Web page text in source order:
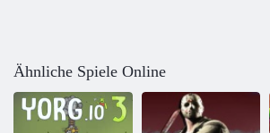
Ähnliche Spiele Online